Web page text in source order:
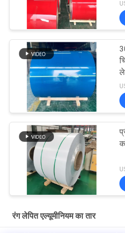
रंग लेपित एल्यूमीनियम का तार